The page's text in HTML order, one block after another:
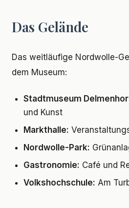
Das Gelände
Das weitläufige Nordwolle-
dem Museum:
Stadtmuseum
und Kunst
Markthalle:
Nordwolle-Park:
Gastronomie: Café und
Volkshochschule: Am